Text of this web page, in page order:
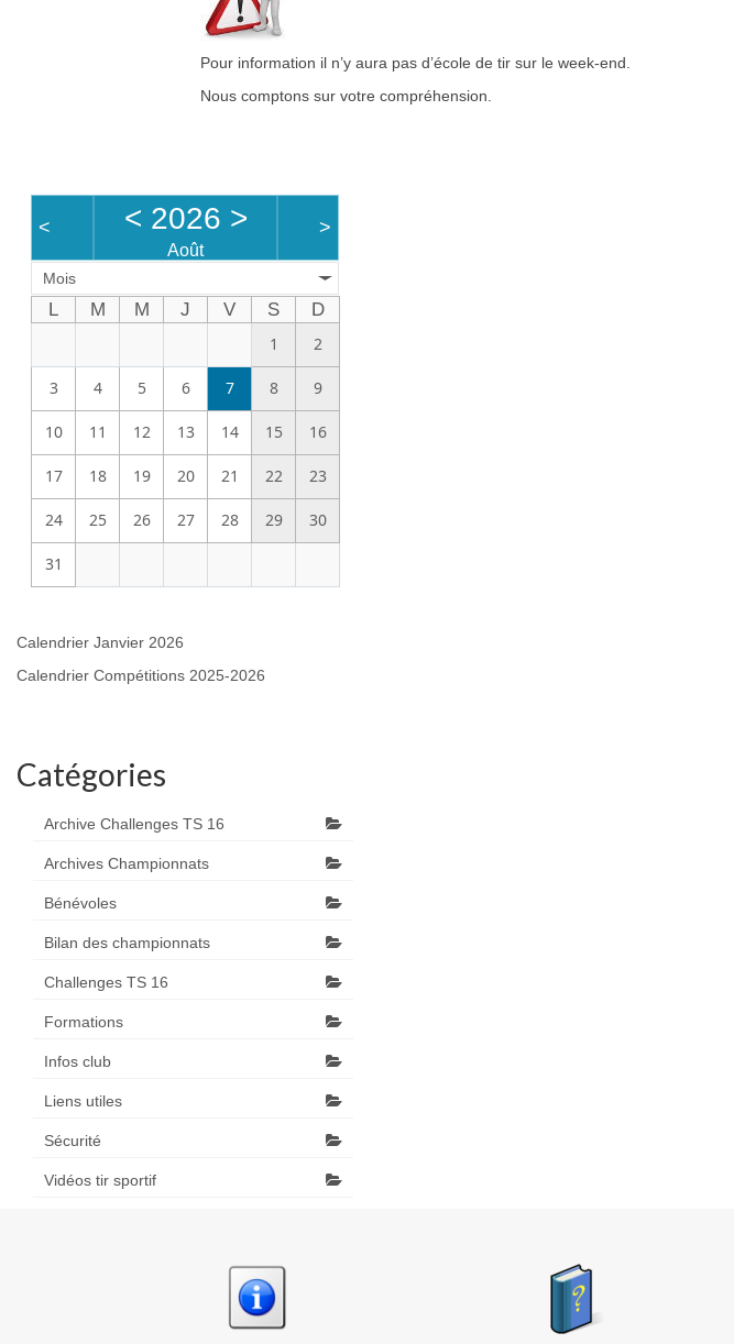
Pour information il n’y aura pas d’école de tir sur le week-end.
Nous comptons sur votre compréhension.
< < 2026 >
Août
>
Mois
L M M J V S
D
1
2
3 4 5 6 7 8 9
10 11 12 13 14 15 16
17 18 19 20 21 22 23
24 25 26 27 28 29 30
31
Calendrier Janvier 2026
Calendrier Compétitions 2025-2026
Catégories
Archive Challenges TS 16
Archives Championnats
Bénévoles
Bilan des championnats
Challenges TS 16
Formations
Infos club
Liens utiles
Sécurité
Vidéos tir sportif